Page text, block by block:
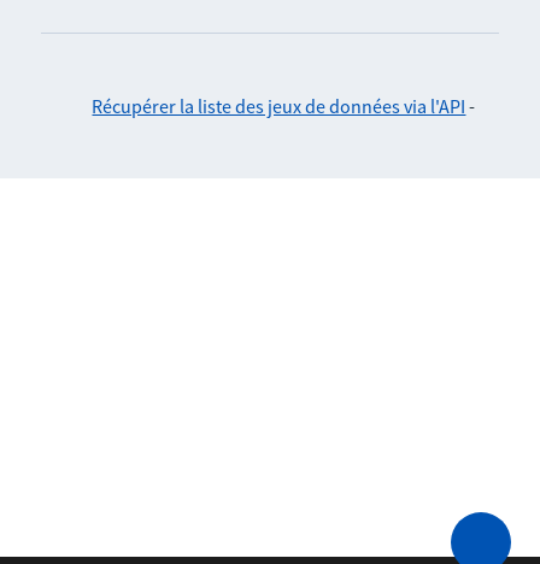
Récupérer la liste des jeux de données via l'API -